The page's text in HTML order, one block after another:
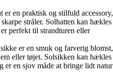
en praktisk og stilfuld accessory,
stråler. Solhatten kan hækles
perfekt til strandturen eller
er en smuk og farverig blomst,
eller tøjet. Solsikken kan hækles
er en sjov måde at bringe lidt natur